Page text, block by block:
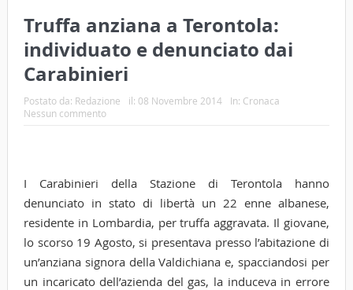
Truffa anziana a Terontola:
individuato e denunciato dai
Carabinieri
Postato da: Redazione il: 08 Novembre 2014 In: Cronaca
Nessun commento
I Carabinieri della Stazione di Terontola hanno
denunciato in stato di libertà un 22 enne albanese,
residente in Lombardia, per truffa aggravata. Il giovane,
lo scorso 19 Agosto, si presentava presso l’abitazione di
un’anziana signora della Valdichiana e, spacciandosi per
un incaricato dell’azienda del gas, la induceva in errore